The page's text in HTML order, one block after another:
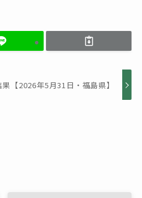
【2026年5月31日・福島県】